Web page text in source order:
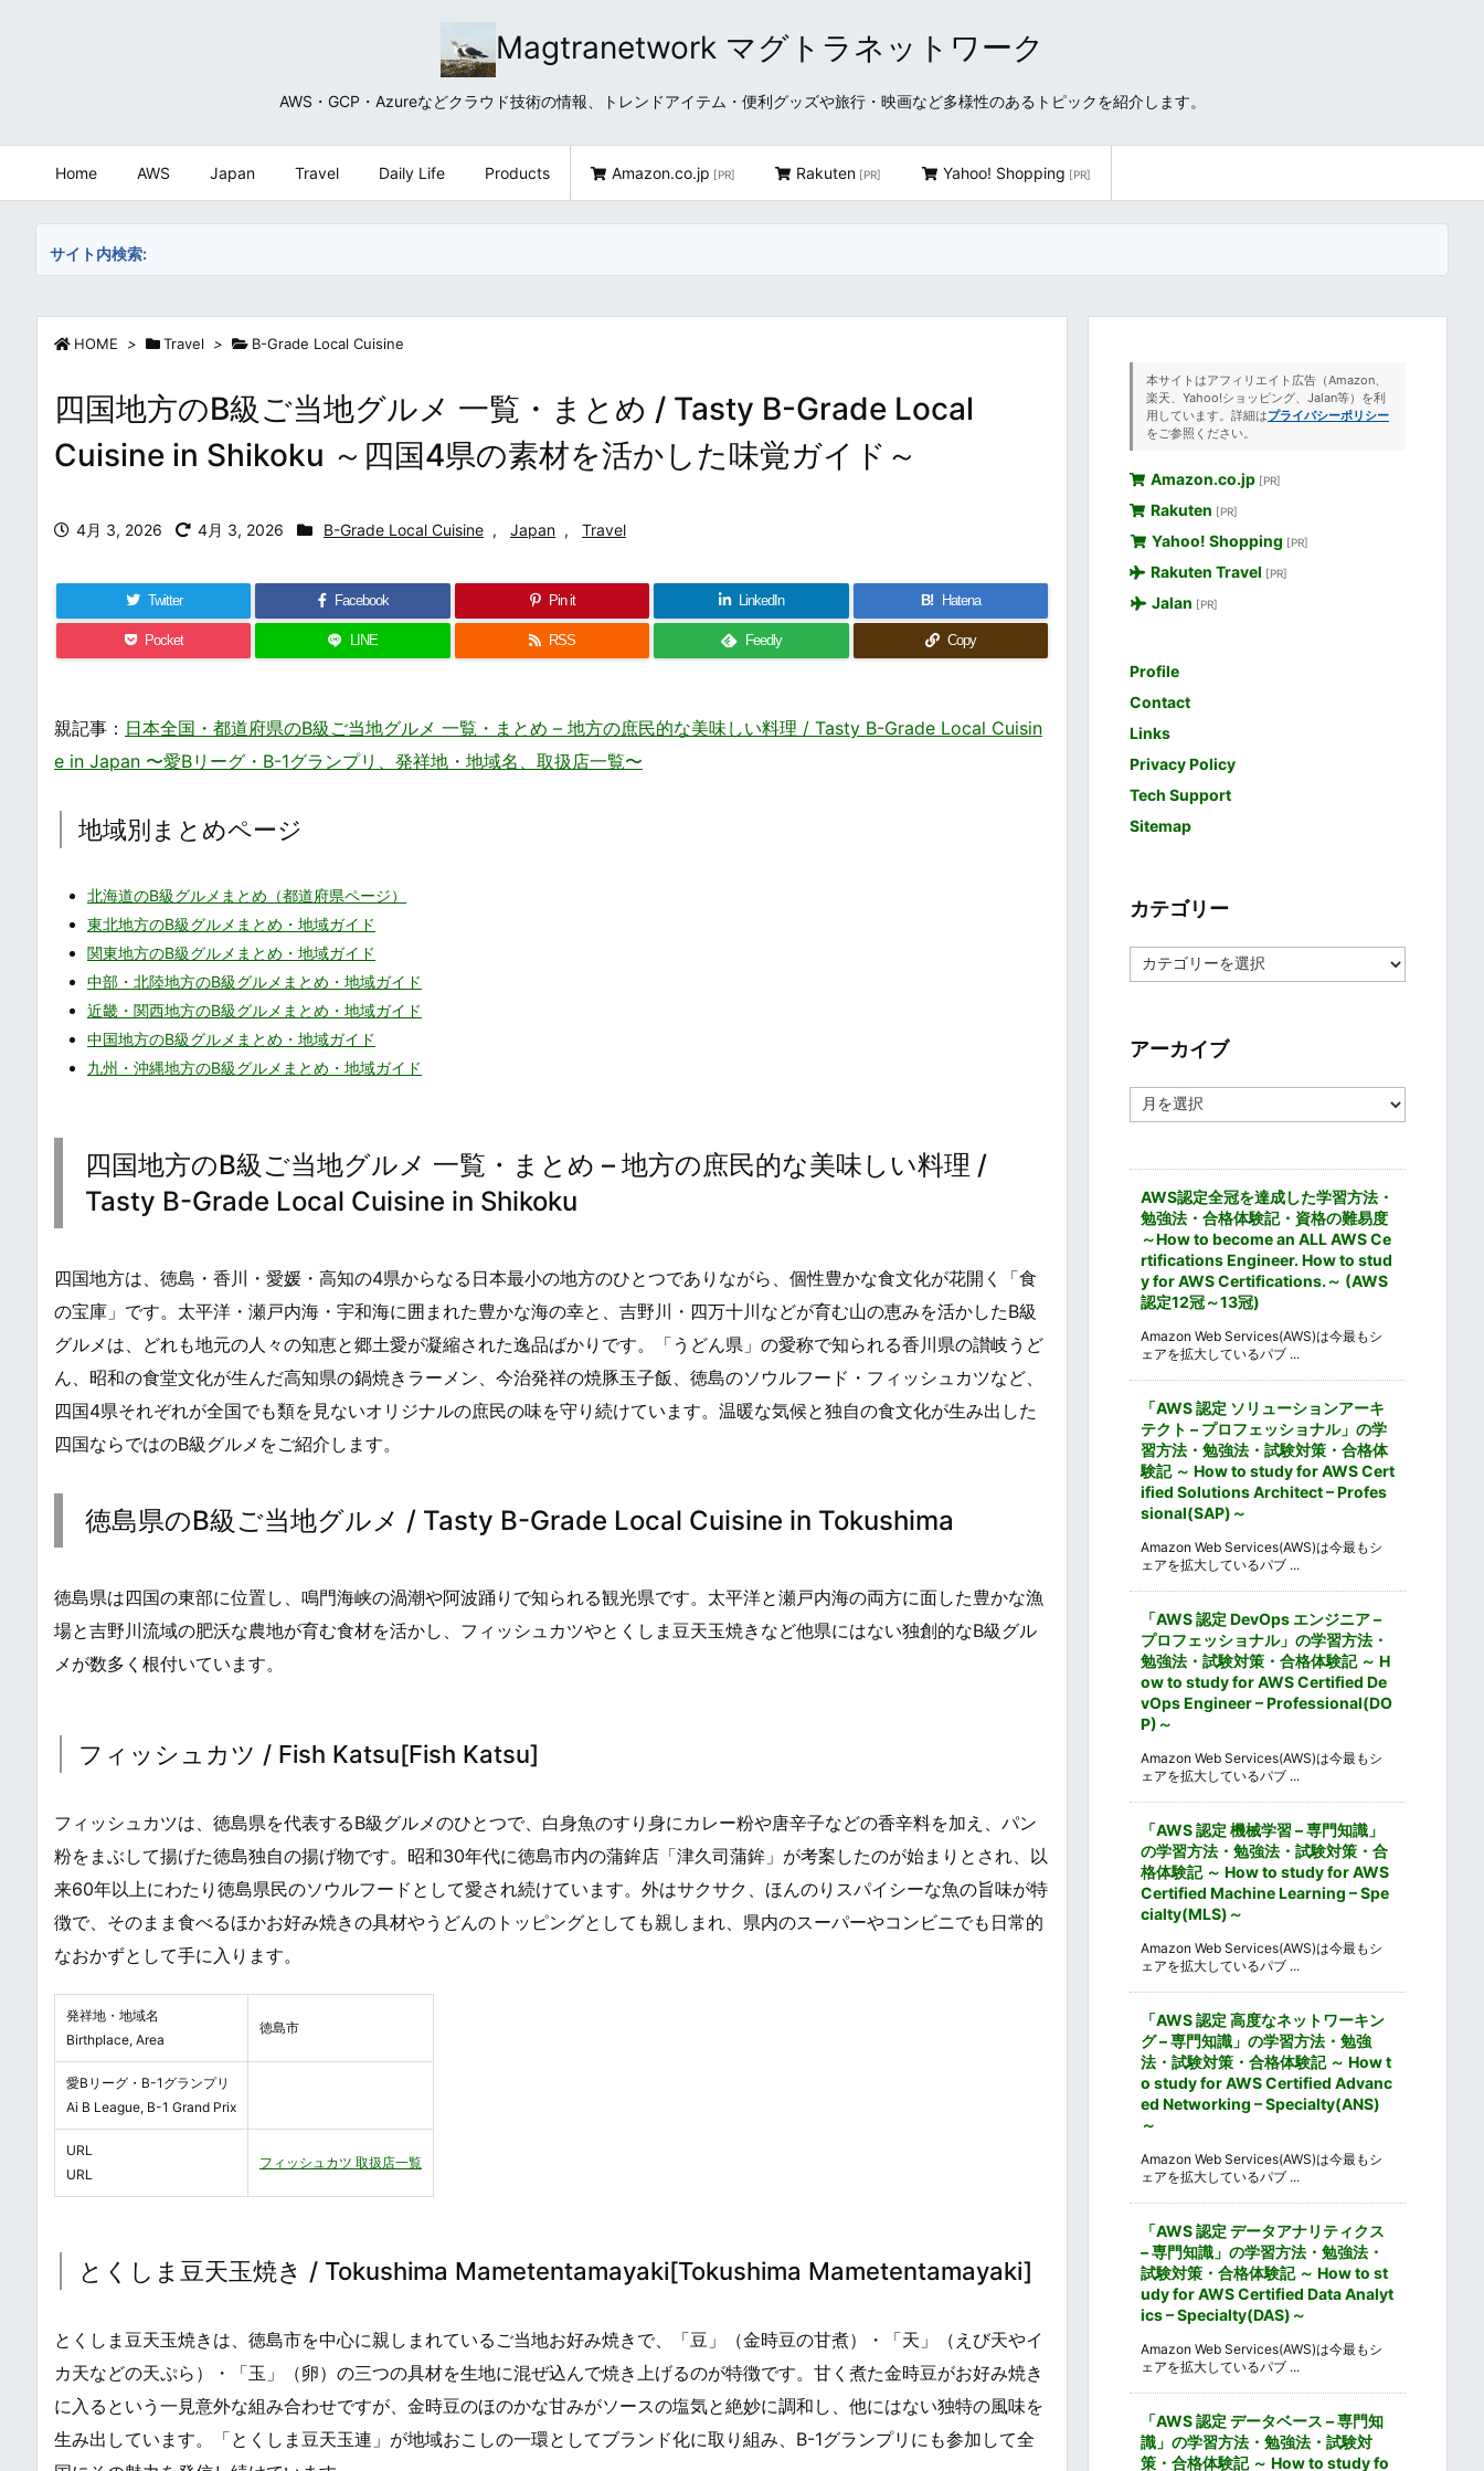
Magtranetwork マグトラネットワーク
AWS・GCP・Azureなどクラウド技術の情報、トレンドアイテム・便利グッズや旅行・映画など多様性のあるトピックを紹介します。
Home AWS Japan Travel Daily Life Products Amazon.co.jp [PR] Rakuten [PR] Yahoo! Shopping [PR]
サイト内検索:
HOME > Travel > B-Grade Local Cuisine
四国地方のB級ご当地グルメ 一覧・まとめ / Tasty B-Grade Local
Cuisine in Shikoku ～四国4県の素材を活かした味覚ガイド～
4月 3, 2026 4月 3, 2026 B-Grade Local Cuisine , Japan , Travel
Twitter Facebook Pin it LinkedIn B! Hatena
Pocket LINE RSS Feedly Copy
親記事： 日本全国・都道府県のB級ご当地グルメ 一覧・まとめ – 地方の庶民的な美味しい料理 / Tasty B-Grade Local Cuisin
e in Japan 〜愛Bリーグ・B-1グランプリ、発祥地・地域名、取扱店一覧〜
地域別まとめページ
北海道のB級グルメまとめ（都道府県ページ）
東北地方のB級グルメまとめ・地域ガイド
関東地方のB級グルメまとめ・地域ガイド
中部・北陸地方のB級グルメまとめ・地域ガイド
近畿・関西地方のB級グルメまとめ・地域ガイド
中国地方のB級グルメまとめ・地域ガイド
九州・沖縄地方のB級グルメまとめ・地域ガイド
四国地方のB級ご当地グルメ 一覧・まとめ – 地方の庶民的な美味しい料理 /
Tasty B-Grade Local Cuisine in Shikoku
四国地方は、徳島・香川・愛媛・高知の4県からなる日本最小の地方のひとつでありながら、個性豊かな食文化が花開く「食
の宝庫」です。太平洋・瀬戸内海・宇和海に囲まれた豊かな海の幸と、吉野川・四万十川などが育む山の恵みを活かしたB級
グルメは、どれも地元の人々の知恵と郷土愛が凝縮された逸品ばかりです。「うどん県」の愛称で知られる香川県の讃岐うど
ん、昭和の食堂文化が生んだ高知県の鍋焼きラーメン、今治発祥の焼豚玉子飯、徳島のソウルフード・フィッシュカツなど、
四国4県それぞれが全国でも類を見ないオリジナルの庶民の味を守り続けています。温暖な気候と独自の食文化が生み出した
四国ならではのB級グルメをご紹介します。
徳島県のB級ご当地グルメ / Tasty B-Grade Local Cuisine in Tokushima
徳島県は四国の東部に位置し、鳴門海峡の渦潮や阿波踊りで知られる観光県です。太平洋と瀬戸内海の両方に面した豊かな漁
場と吉野川流域の肥沃な農地が育む食材を活かし、フィッシュカツやとくしま豆天玉焼きなど他県にはない独創的なB級グル
メが数多く根付いています。
フィッシュカツ / Fish Katsu[Fish Katsu]
フィッシュカツは、徳島県を代表するB級グルメのひとつで、白身魚のすり身にカレー粉や唐辛子などの香辛料を加え、パン
粉をまぶして揚げた徳島独自の揚げ物です。昭和30年代に徳島市内の蒲鉾店「津久司蒲鉾」が考案したのが始まりとされ、以
来60年以上にわたり徳島県民のソウルフードとして愛され続けています。外はサクサク、ほんのりスパイシーな魚の旨味が特
徴で、そのまま食べるほかお好み焼きの具材やうどんのトッピングとしても親しまれ、県内のスーパーやコンビニでも日常的
なおかずとして手に入ります。
発祥地・地域名
Birthplace, Area
徳島市
愛Bリーグ・B-1グランプリ
Ai B League, B-1 Grand Prix
URL
URL
フィッシュカツ 取扱店一覧
とくしま豆天玉焼き / Tokushima Mametentamayaki[Tokushima Mametentamayaki]
とくしま豆天玉焼きは、徳島市を中心に親しまれているご当地お好み焼きで、「豆」（金時豆の甘煮）・「天」（えび天やイ
カ天などの天ぷら）・「玉」（卵）の三つの具材を生地に混ぜ込んで焼き上げるのが特徴です。甘く煮た金時豆がお好み焼き
に入るという一見意外な組み合わせですが、金時豆のほのかな甘みがソースの塩気と絶妙に調和し、他にはない独特の風味を
生み出しています。「とくしま豆天玉連」が地域おこしの一環としてブランド化に取り組み、B-1グランプリにも参加して全
本サイトはアフィリエイト広告（Amazon、
楽天、Yahoo!ショッピング、Jalan等）を利
用しています。詳細はプライバシーポリシー
をご参照ください。
Amazon.co.jp [PR]
Rakuten [PR]
Yahoo! Shopping [PR]
Rakuten Travel [PR]
Jalan [PR]
Profile
Contact
Links
Privacy Policy
Tech Support
Sitemap
カテゴリー
テ
ー
アーカイブ
ー
AWS認定全冠を達成した学習方法・
勉強法・合格体験記・資格の難易度
～How to become an ALL AWS Ce
rtifications Engineer. How to stud
y for AWS Certifications.～ (AWS
認定12冠～13冠)
Amazon Web Services(AWS)は今最もシ
ェアを拡大しているパブ ...
「AWS 認定 ソリューションアーキ
テクト – プロフェッショナル」の学
習方法・勉強法・試験対策・合格体
験記 ～ How to study for AWS Cert
ified Solutions Architect – Profes
sional(SAP)～
Amazon Web Services(AWS)は今最もシ
ェアを拡大しているパブ ...
「AWS 認定 DevOps エンジニア –
プロフェッショナル」の学習方法・
勉強法・試験対策・合格体験記 ～ H
ow to study for AWS Certified De
vOps Engineer – Professional(DO
P)～
Amazon Web Services(AWS)は今最もシ
ェアを拡大しているパブ ...
「AWS 認定 機械学習 – 専門知識」
の学習方法・勉強法・試験対策・合
格体験記 ～ How to study for AWS
Certified Machine Learning – Spe
cialty(MLS)～
Amazon Web Services(AWS)は今最もシ
ェアを拡大しているパブ ...
「AWS 認定 高度なネットワーキン
グ – 専門知識」の学習方法・勉強
法・試験対策・合格体験記 ～ How t
o study for AWS Certified Advanc
ed Networking – Specialty(ANS)
～
Amazon Web Services(AWS)は今最もシ
ェアを拡大しているパブ ...
「AWS 認定 データアナリティクス
– 専門知識」の学習方法・勉強法・
試験対策・合格体験記 ～ How to st
udy for AWS Certified Data Analyt
ics – Specialty(DAS)～
Amazon Web Services(AWS)は今最もシ
ェアを拡大しているパブ ...
「AWS 認定 データベース – 専門知
識」の学習方法・勉強法・試験対
策・合格体験記 ～ How to study fo